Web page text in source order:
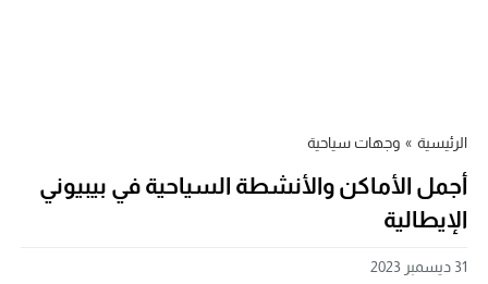
الرئيسية » وجهات سياحية
أجمل الأماكن والأنشطة السياحية في بيبيوني
الإيطالية
31 ديسمبر 2023